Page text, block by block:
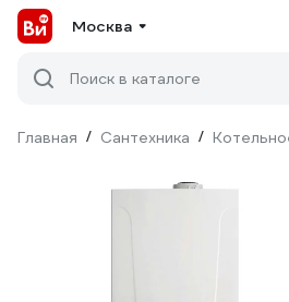
Москва
Поиск в каталоге
Главная / Сантехника /